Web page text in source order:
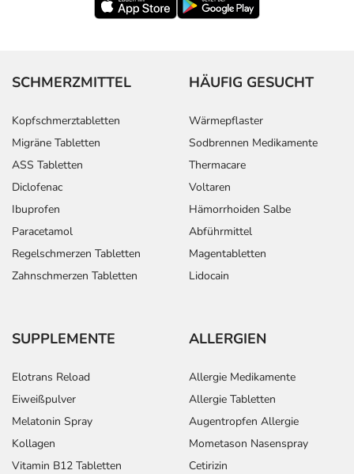
SCHMERZMITTEL
Kopfschmerztabletten
Migräne Tabletten
ASS Tabletten
Diclofenac
Ibuprofen
Paracetamol
Regelschmerzen Tabletten
Zahnschmerzen Tabletten
HÄUFIG GESUCHT
Wärmepflaster
Sodbrennen Medikamente
Thermacare
Voltaren
Hämorrhoiden Salbe
Abführmittel
Magentabletten
Lidocain
SUPPLEMENTE
Elotrans Reload
Eiweißpulver
Melatonin Spray
Kollagen
Vitamin B12 Tabletten
ALLERGIEN
Allergie Medikamente
Allergie Tabletten
Augentropfen Allergie
Mometason Nasenspray
Cetirizin